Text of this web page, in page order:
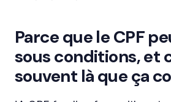
Parce que le CPF
sous conditions, et
souvent là que ça